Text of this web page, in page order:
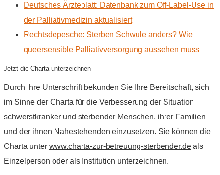
Deutsches Ärzteblatt: Datenbank zum Off-Label-Use in
der Palliativmedizin aktualisiert
Rechtsdepesche: Sterben Schwule anders? Wie
queersensible Palliativversorgung aussehen muss
Jetzt die Charta unterzeichnen
Durch Ihre Unterschrift bekunden Sie Ihre Bereitschaft, sich
im Sinne der Charta für die Verbesserung der Situation
schwerstkranker und sterbender Menschen, ihrer Familien
und der ihnen Nahestehenden einzusetzen. Sie können die
Charta unter www.charta-zur-betreuung-sterbender.de als
Einzelperson oder als Institution unterzeichnen.